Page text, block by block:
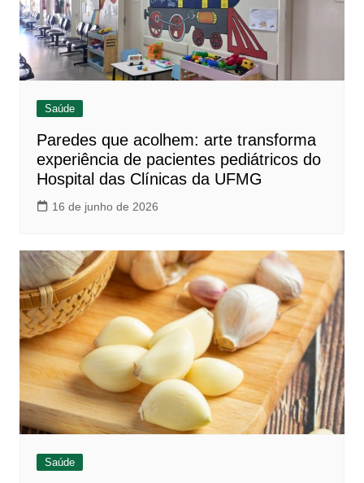
Saúde
Paredes que acolhem: arte transforma
experiência de pacientes pediátricos do
Hospital das Clínicas da UFMG
16 de junho de 2026
Saúde